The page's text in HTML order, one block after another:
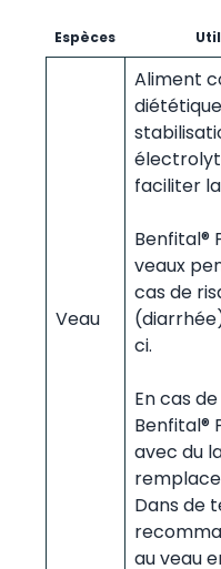
Espèces
Veau
Aliment
faciliter
Benfital®
veaux
cas de
ci.
En cas
Benfital®
avec du
Dans de
au veau